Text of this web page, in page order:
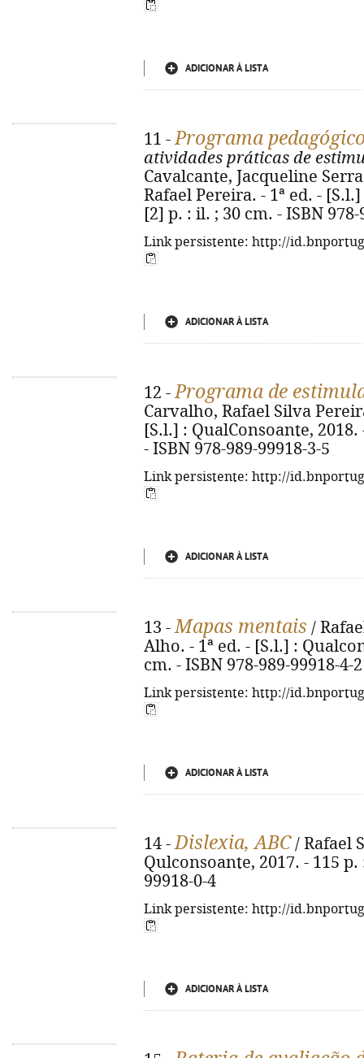
ADICIONAR À LISTA
11 -Programa
atividades práticas de
Cavalcante, Jacqueline
Rafael Pereira. - 1ª ed. -
[2] p. : il. ; 30 cm. - ISBN 978-
Link persistente: http://
ADICIONAR À LISTA
12 -Programa de
Carvalho, Rafael Silva
[S.l.] : QualConsoante,
- ISBN 978-989-99918-3-5
Link persistente: http://
ADICIONAR À LISTA
13 -Mapas mentais /
Alho. - 1ª ed. - [S.l.] :
cm. - ISBN 978-989-99918-4-2
Link persistente: http://
ADICIONAR À LISTA
14 -Dislexia, ABC/ Rafael
Qulconsoante, 2017. - 115 p.
99918-0-4
Link persistente: http://
ADICIONAR À LISTA